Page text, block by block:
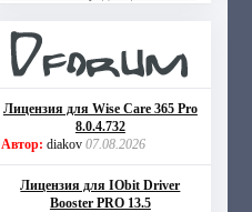
Лицензия для Wise Care 365 Pro
8.0.4.732
Автор: diakov 07.08.2026
Лицензия для IObit Driver
Booster PRO 13.5